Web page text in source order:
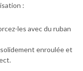
:
les avec du ruban
enroulée et